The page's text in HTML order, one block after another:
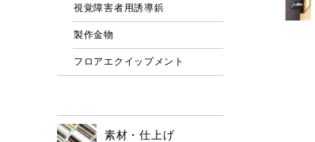
視覚障害者用誘導鋲
製作金物
フロアエクイップメント
素材・仕上げ